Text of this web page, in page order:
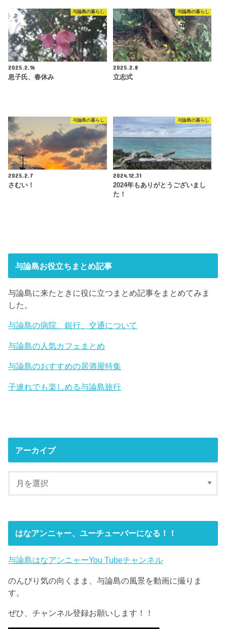
与論島の暮らし
2025.2.16
息子氏、春休み
与論島の暮らし
2025.2.8
立志式
与論島の暮らし
2025.2.7
さむい！
与論島の暮らし
2024.12.31
2024年もありがとうございまし
た！
与論島お役立ちまとめ記事
与論島に来たときに役に立つまとめ記事をまとめてみま
した。
与論島の病院、銀行、交通について
与論島の人気カフェまとめ
与論島のおすすめの居酒屋特集
子連れでも楽しめる与論島旅行
アーカイブ
はなアンニャー、ユーチューバーになる！！
与論島はなアンニャーYou Tubeチャンネル
のんびり気の向くまま、与論島の風景を動画に撮りま
す。
ぜひ、チャンネル登録お願いします！！